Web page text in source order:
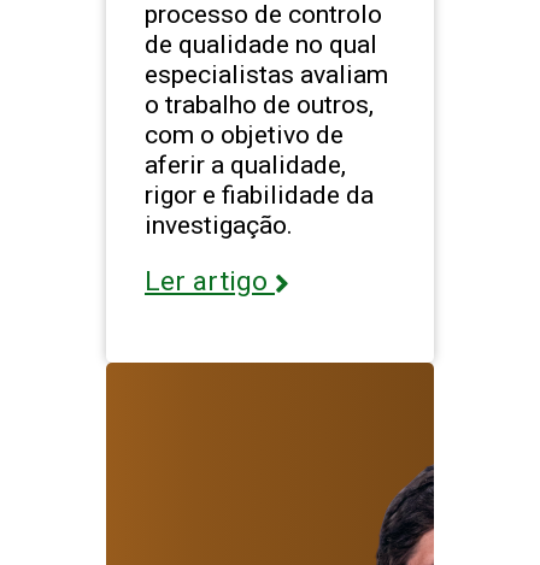
processo de controlo
de qualidade no qual
especialistas avaliam
o trabalho de outros,
com o objetivo de
aferir a qualidade,
rigor e fiabilidade da
investigação.
Ler artigo